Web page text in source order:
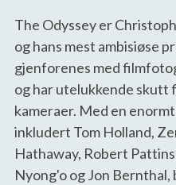
The Odyssey er
og hans mest ambisiøse
gjenforenes med
og har utelukkende skutt
kameraer. Med en
inkludert Tom Holland,
Hathaway, Robert
Nyong'o og Jon Bernthal,